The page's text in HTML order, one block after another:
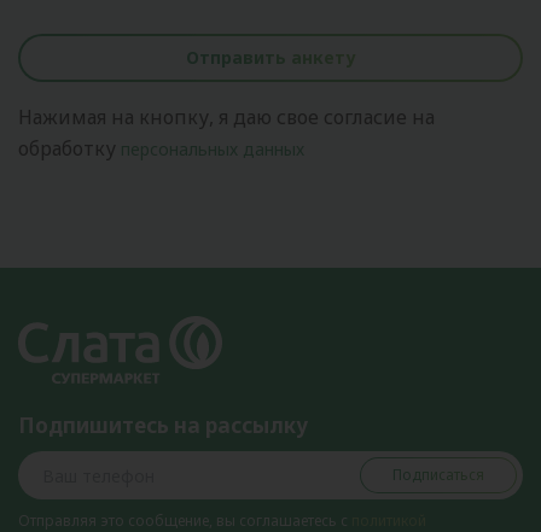
Отправить анкету
Нажимая на кнопку, я даю свое согласие на
обработку персональных данных
Подпишитесь на рассылку
Подписаться
Отправляя это сообщение, вы соглашаетесь с